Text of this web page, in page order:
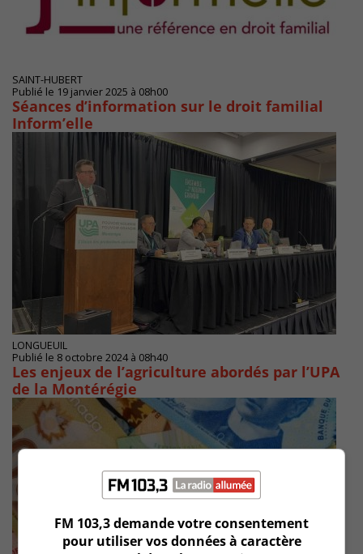
SAINT-HUBERT
Publié le 19 janvier 2025 à 08h00
Séances d’information sur le droit familial
Inform’elle
LONGUEUIL
Publié le 8 octobre 2024 à 08h40
Les enjeux de l’agriculture abordés par l’UPA
de la Montérégie
FM 103,3 demande votre consentement
pour utiliser vos données à caractère